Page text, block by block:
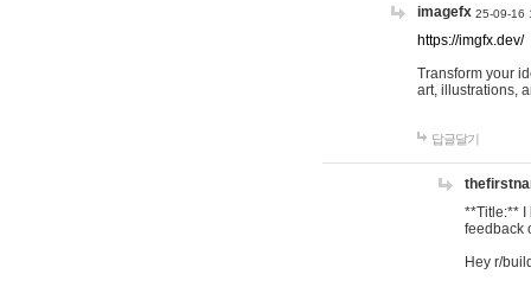
imagefx 25-09-16
https://imgfx.dev/
Transform your
art, illustrations,
답글달기
**Title:** I
feedback
Hey r/